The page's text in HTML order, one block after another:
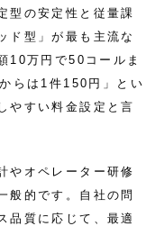
型の安定性と従量課
ド型」が最も主流な
10万円で50コールま
らは1件150円」とい
やすい料金設定と言
やオペレーター研修
般的です。自社の問
品質に応じて、最適